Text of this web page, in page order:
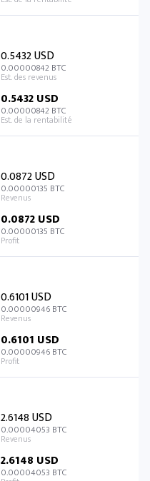
0.5432 USD
0.00000842 BTC
0.5432 USD
0.00000842 BTC
0.0872 USD
0.00000135 BTC
0.0872 USD
0.00000135 BTC
0.6101 USD
0.00000946 BTC
0.6101 USD
0.00000946 BTC
2.6148 USD
0.00004053 BTC
2.6148 USD
0.00004053 BTC